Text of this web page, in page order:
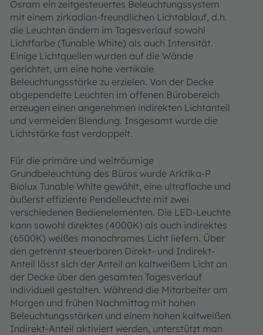
Osram ein zeitgesteuertes Beleuchtungssystem
mit einem zirkadian-freundlichen Lichtablauf, d.h.
die Leuchten ändern im Tagesverlauf sowohl
Lichtfarbe (Tunable White) als auch Intensität.
Einige Lichtquellen wurden auf die Wände
gerichtet, um eine hohe vertikale
Beleuchtungsstärke zu erzielen. Von der Decke
abgependelte Leuchten im offenen Bürobereich
erzeugen einen angenehmen indirekten Lichtanteil
und vermeiden Blendung. Insgesamt wurde die
Lichtstärke fast verdoppelt.
Für die primäre und weiträumige
Grundbeleuchtung des Büros wurde Arktika-P
Biolux Tunable White gewählt, eine ultraflache und
äußerst effiziente Pendelleuchte mit zwei
verschiedenen Bedienelementen. Die LED-Leuchte
kann sowohl direktes (4000K) als auch indirektes
(6500K) weißes monochromes Licht liefern. Über
den getrennt steuerbaren Direkt- und Indirekt-
Anteil lässt sich der Anteil an kaltweißem Licht an
der Decke über den gesamten Tagesverlauf
individuell gestalten. Während die Mitarbeiter am
Morgen und frühen Nachmittag mit hohen
Beleuchtungsstärken und einem hohen kaltweißen
Indirekt-Anteil aktiviert werden, unterstützt man